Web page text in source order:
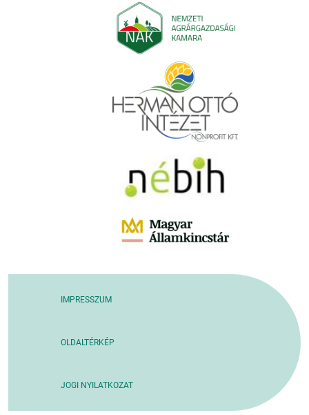
IMPRESSZUM
OLDALTÉRKÉP
JOGI NYILATKOZAT